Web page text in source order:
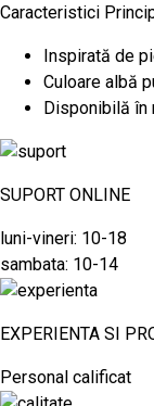
Caracteristici
Inspirată de
Culoare albă
Disponibilă în
SUPORT ONLINE
luni-vineri: 10-18
sambata: 10-14
EXPERIENTA SI
Personal calificat